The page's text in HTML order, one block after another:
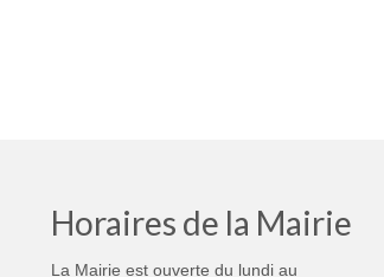
Horaires de la Mairie
La Mairie est ouverte du lundi au